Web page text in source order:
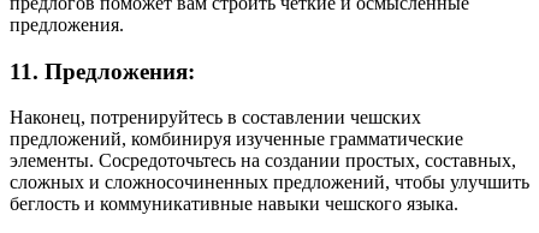
предложения.
11. Предложения:
Наконец, потренируйтесь в составлении чешских
предложений, комбинируя изученные грамматические
элементы. Сосредоточьтесь на создании простых, составных,
сложных и сложносочиненных предложений, чтобы улучшить
беглость и коммуникативные навыки чешского языка.